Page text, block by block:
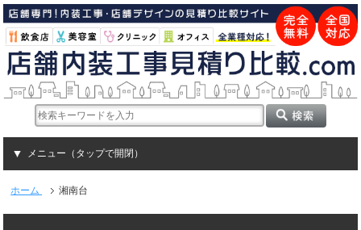
メニュー（タップで開閉）
ホーム 湘南台